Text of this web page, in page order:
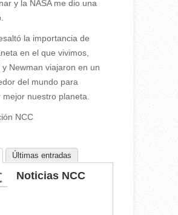
y la NASA me dio una
la importancia de
en el que vivimos,
Newman viajaron en un
del mundo para
nuestro planeta.
NCC
Últimas entradas
Noticias NCC